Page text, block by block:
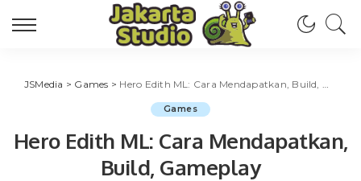
JSMedia > Games > Hero Edith ML: Cara Mendapatkan, Build, Gameplay
Games
Hero Edith ML: Cara Mendapatkan,
Build, Gameplay